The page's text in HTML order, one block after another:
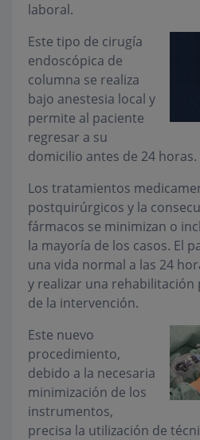
laboral.
Este tipo de cirugía
endoscópica de
columna se realiza
bajo anestesia local y
permite al paciente
regresar a su
domicilio antes de 24 horas.
Los tratamientos
postquirúrgicos y la
fármacos se minimizan o
la mayoría de los casos. El
una vida normal a las 24
y realizar una rehabilitación
de la intervención.
Este nuevo
procedimiento,
debido a la necesaria
minimización de los
instrumentos,
precisa la utilización de